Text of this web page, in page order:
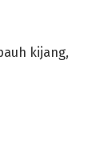
kijang,